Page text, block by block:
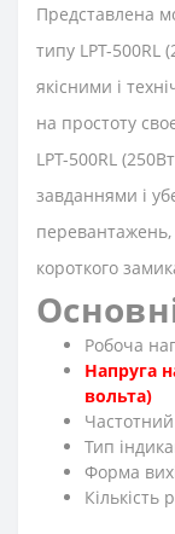
Представлена
типу LPT-500RL
якісними і
на простоту
LPT-500RL
завданнями і
перевантажень,
короткого
Робоча
Напруга
вольта)
Тип
Форма
Кількість